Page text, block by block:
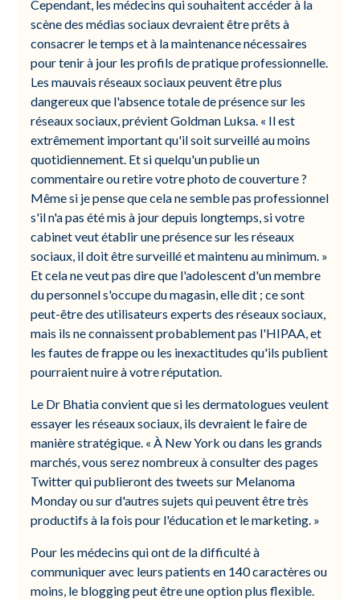
Cependant, les médecins qui souhaitent accéder à la
scène des médias sociaux devraient être prêts à
consacrer le temps et à la maintenance nécessaires
pour tenir à jour les profils de pratique professionnelle.
Les mauvais réseaux sociaux peuvent être plus
dangereux que l'absence totale de présence sur les
réseaux sociaux, prévient Goldman Luksa. « Il est
extrêmement important qu'il soit surveillé au moins
quotidiennement. Et si quelqu'un publie un
commentaire ou retire votre photo de couverture ?
Même si je pense que cela ne semble pas professionnel
s'il n'a pas été mis à jour depuis longtemps, si votre
cabinet veut établir une présence sur les réseaux
sociaux, il doit être surveillé et maintenu au minimum. »
Et cela ne veut pas dire que l'adolescent d'un membre
du personnel s'occupe du magasin, elle dit ; ce sont
peut-être des utilisateurs experts des réseaux sociaux,
mais ils ne connaissent probablement pas l'HIPAA, et
les fautes de frappe ou les inexactitudes qu'ils publient
pourraient nuire à votre réputation.
Le Dr Bhatia convient que si les dermatologues veulent
essayer les réseaux sociaux, ils devraient le faire de
manière stratégique. « À New York ou dans les grands
marchés, vous serez nombreux à consulter des pages
Twitter qui publieront des tweets sur Melanoma
Monday ou sur d'autres sujets qui peuvent être très
productifs à la fois pour l'éducation et le marketing. »
Pour les médecins qui ont de la difficulté à
communiquer avec leurs patients en 140 caractères ou
moins, le blogging peut être une option plus flexible.